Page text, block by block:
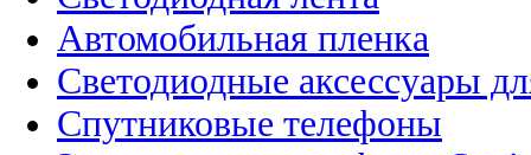
Автомобильная пленка
Светодиодные аксессуары
Спутниковые телефоны